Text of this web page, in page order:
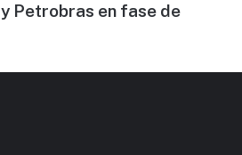
Petrobras en fase de